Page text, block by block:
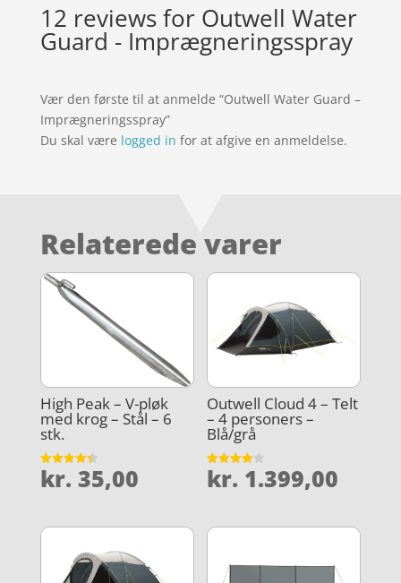
12 reviews for Outwell Water
Guard - Imprægneringsspray
Vær den første til at anmelde “Outwell Water Guard –
Imprægneringsspray”
Du skal være logged in for at afgive en anmeldelse.
Relaterede varer
High Peak – V-pløk
med krog – Stål – 6
stk.
Vurderet
4.4
kr. 35,00
Outwell Cloud 4 – Telt
– 4 personers –
Blå/grå
Vurderet
4.1
kr. 1.399,00